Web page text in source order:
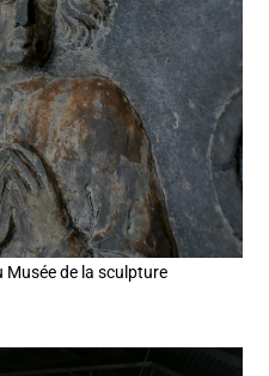
Musée de la sculpture